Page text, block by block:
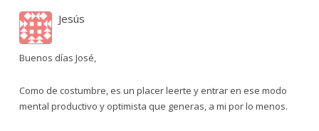
Jesús
Buenos días José,
Como de costumbre, es un placer leerte y entrar en ese modo
mental productivo y optimista que generas, a mi por lo menos.